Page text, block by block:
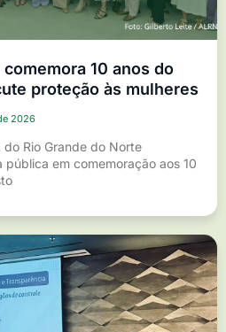
10 anos do
proteção às mulheres
2026
Rio Grande do Norte
em comemoração aos 10